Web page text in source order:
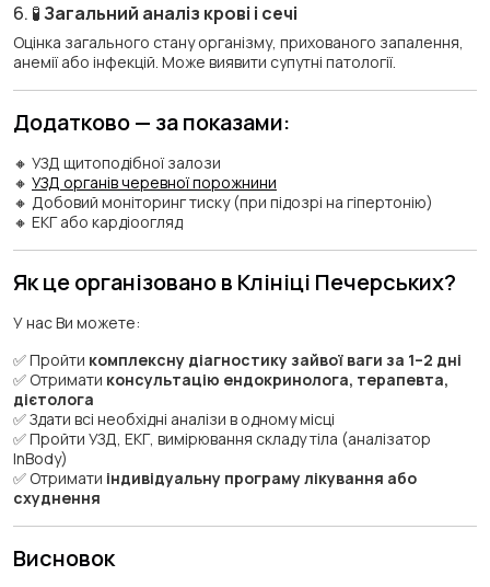
6. 🧪Загальний аналіз крові і сечі
Оцінка загального стану організму, прихованого запалення,
анемії або інфекцій. Може виявити супутні патології.
Додатково — за показами:
🔸 УЗД щитоподібної залози
🔸 УЗД органів черевної порожнини
🔸 Добовий моніторинг тиску (при підозрі на гіпертонію)
🔸 ЕКГ або кардіоогляд
Як це організовано в Клініці Печерських?
У нас Ви можете:
✅ Пройти комплексну діагностику зайвої ваги за 1–2 дні
✅ Отримати консультацію ендокринолога, терапевта,
дієтолога
✅ Здати всі необхідні аналізи в одному місці
✅ Пройти УЗД, ЕКГ, вимірювання складу тіла (аналізатор
InBody)
✅ Отримати індивідуальну програму лікування або
схуднення
Висновок